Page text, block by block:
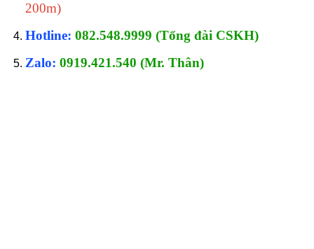
200m)
Hotline: 082.548.9999 (Tổng đài CSKH)
Zalo: 0919.421.540 (Mr. Thân)